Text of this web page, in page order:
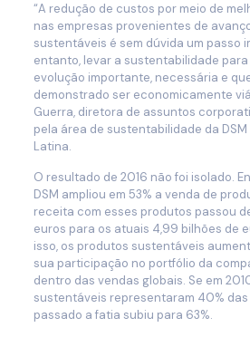
“A redução de custos por meio de
nas empresas provenientes de
sustentáveis é sem dúvida um passo
entanto, levar a sustentabilidade
evolução importante, necessária e
demonstrado ser economicamente
Guerra, diretora de assuntos
pela área de sustentabilidade da
Latina.
O resultado de 2016 não foi isolado.
DSM ampliou em 53% a venda de
receita com esses produtos passou
euros para os atuais 4,99 bilhões de
isso, os produtos sustentáveis
sua participação no portfólio da
dentro das vendas globais. Se em
sustentáveis representaram 40% das
passado a fatia subiu para 63%.